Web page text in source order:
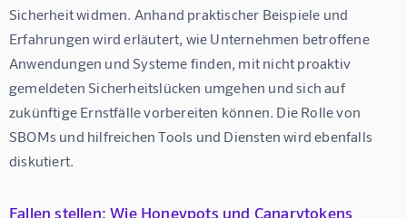
Sicherheit widmen. Anhand praktischer Beispiele und
Erfahrungen wird erläutert, wie Unternehmen betroffene
Anwendungen und Systeme finden, mit nicht proaktiv
gemeldeten Sicherheitslücken umgehen und sich auf
zukünftige Ernstfälle vorbereiten können. Die Rolle von
SBOMs und hilfreichen Tools und Diensten wird ebenfalls
diskutiert.
Fallen stellen: Wie Honeypots und Canarytokens